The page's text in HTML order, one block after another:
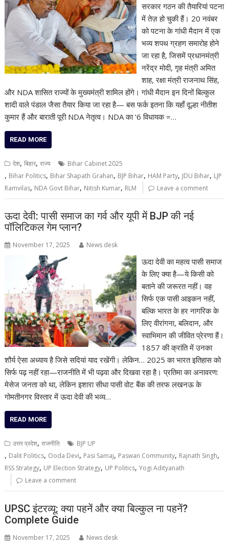
सरकार गठन की तैयारियां पटना
में तेज़ हो चुकी हैं। 20 नवंबर
को पटना के गांधी मैदान में एक
भव्य शपथ ग्रहण समारोह होने
जा रहा है, जिसमें प्रधानमंत्री
नरेंद्र मोदी, गृह मंत्री अमित
शाह, रक्षा मंत्री राजनाथ सिंह,
और NDA शासित राज्यों के मुख्यमंत्री शामिल होंगे। गांधी मैदान इन दिनों बिल्कुल
शादी वाले पंडाल जैसा तैयार किया जा रहा है— बस फर्क इतना कि यहाँ दूल्हा नीतीश
कुमार हैं और बाराती पूरी NDA नेतृत्व। NDA का ‘6 विधायक =…
READ MORE
देश,बिहार,राज्य Bihar Cabinet 2025
, Bihar Politics, Bihar Shapath Grahan, BJP Bihar, HAM Party, JDU Bihar, LJP
Ramvilas, NDA Govt Bihar, Nitish Kumar, RLM Leave a comment
ऊदा देवी: पासी समाज का गर्व और यूपी में BJP की नई
पॉलिटिकल गेम प्लान?
November 17, 2025 News desk
ऊदा देवी का महत्व पासी समाज
के लिए क्या है—ये किसी को
बताने की जरूरत नहीं। वह
सिर्फ एक पासी आइकन नहीं,
बल्कि भारत के हर नागरिक के
लिए वीरांगना, बलिदान, और
स्वाभिमान की जीवित प्रेरणा हैं।
1857 की क्रांति में उनका
शौर्य ऐसा अध्याय है जिसे सदियां याद रखेंगी। लेकिन… 2025 का भारत इतिहास को
सिर्फ पढ़ नहीं रहा—राजनीति में भी पढ़वा और दिखवा रहा है। प्रतिमा का अनावरण:
मेसेज जनता को था, लेकिन इशारा सीधा पासी वोट बैंक की तरफ लखनऊ के
गोमतीनगर विस्तार में ऊदा देवी की भव्य…
READ MORE
उत्तर प्रदेश,राजनीति BJP UP
, Dalit Politics, Ooda Devi, Pasi Samaj, Paswan Community, Rajnath Singh,
RSS Strategy, UP Election Strategy, UP Politics,Yogi Adityanath
Leave a comment
UPSC इंटरव्यू: क्या पहनें और क्या बिल्कुल ना पहनें?
Complete Guide
November 17, 2025 News desk